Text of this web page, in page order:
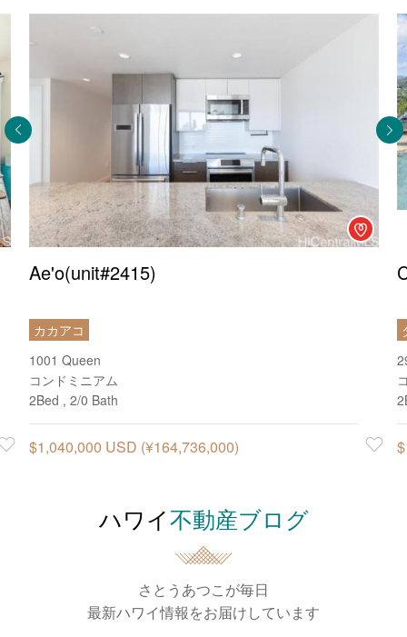
Agent
Ae'o(unit#2415)
カカアコ
1001 Queen
コンドミニアム
2Bed , 2/0 Bath
$1,040,000 USD (¥164,736,000) Favorite
ハワイ不動産ブログ
さとうあつこが毎日
最新ハワイ情報をお届けしています